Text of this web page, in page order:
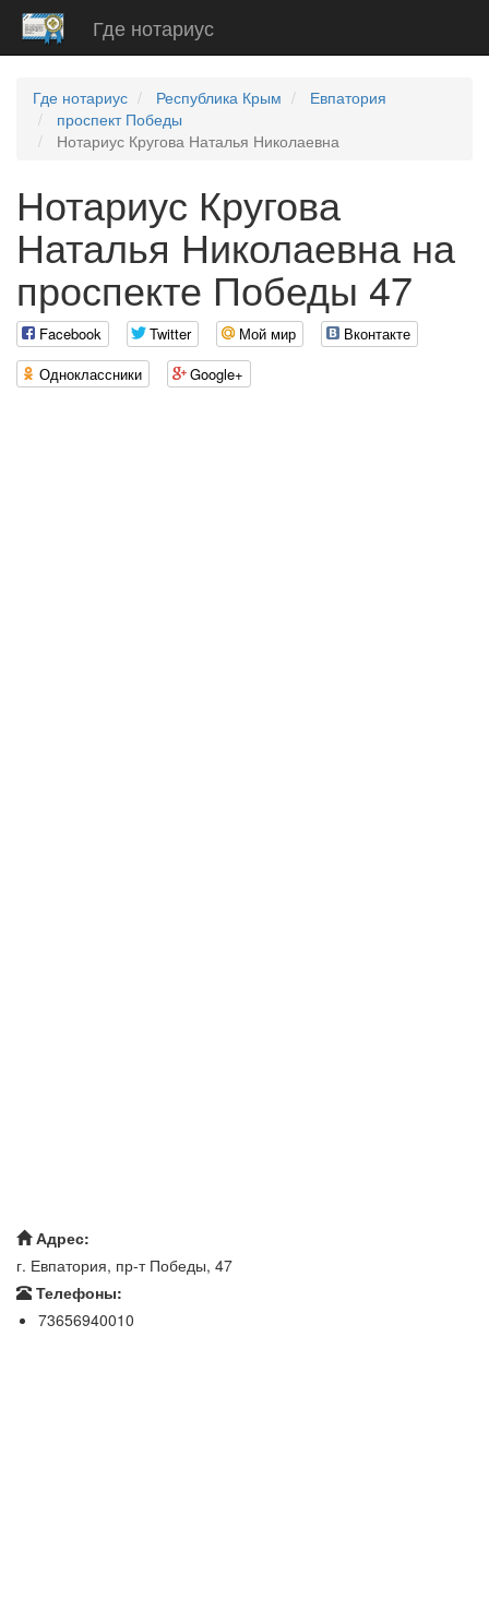
Где нотариус
Где нотариус Республика Крым
Евпатория
проспект Победы
Нотариус Кругова Наталья Николаевна
Нотариус Кругова
Наталья Николаевна на
проспекте Победы 47
Facebook Twitter Мой мир
Вконтакте
Одноклассники
Google+
Адрес:
г. Евпатория, пр-т Победы, 47
Телефоны:
73656940010